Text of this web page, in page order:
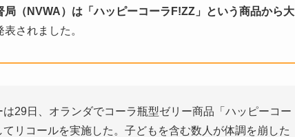
局（NVWA）は「ハッピーコーラF!ZZ」という商品から大
表されました。
29日、オランダでコーラ瓶型ゼリー商品「ハッピーコー
リコールを実施した。子どもを含む数人が体調を崩した